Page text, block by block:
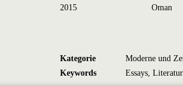
2015
Oman
Kategorie
Keywords
Essays ,Literatur